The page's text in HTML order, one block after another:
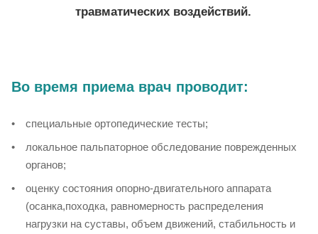
травматических воздействий.
Во время приема врач проводит:
специальные ортопедические тесты;
локальное пальпаторное обследование поврежденных
органов;
оценку состояния опорно-двигательного аппарата
(осанка,походка, равномерность распределения
нагрузки на суставы, объем движений, стабильность и